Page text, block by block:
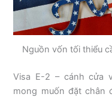
Nguồn vốn tối thiểu
Visa E-2 – cánh cửa
mong muốn đặt chân